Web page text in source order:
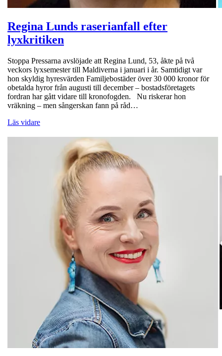
Regina Lunds raserianfall efter
lyxkritiken
Stoppa Pressarna avslöjade att Regina Lund, 53, åkte på två
veckors lyxsemester till Maldiverna i januari i år. Samtidigt var
hon skyldig hyresvärden Familjebostäder över 30 000 kronor för
obetalda hyror från augusti till december – bostadsföretagets
fordran har gått vidare till kronofogden. Nu riskerar hon
vräkning – men sångerskan fann på råd…
Läs vidare